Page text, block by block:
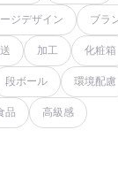
ジデザイン ブラ
加工 化粧箱
段ボール 環境配慮
品 高級感